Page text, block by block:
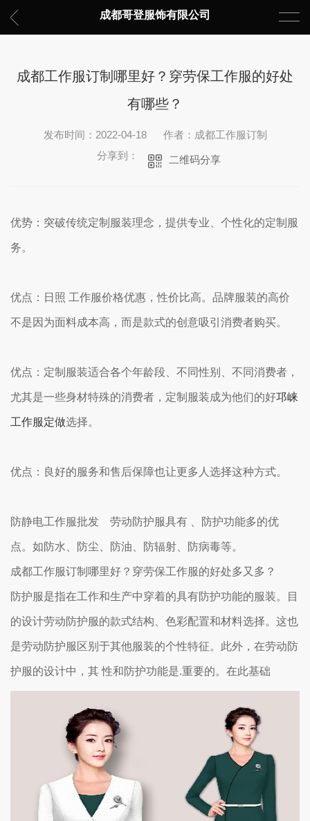
成都哥登服饰有限公司
成都工作服订制哪里好？穿劳保工作服的好处
有哪些？
发布时间：2022-04-18
作者：成都工作服订制
分享到：
二维码分享
优势：突破传统定制服装理念，提供专业、个性化的定制服
务。
优点：日照 工作服价格优惠，性价比高。品牌服装的高价
不是因为面料成本高，而是款式的创意吸引消费者购买。
优点：定制服装适合各个年龄段、不同性别、不同消费者，
尤其是一些身材特殊的消费者，定制服装成为他们的好邛崃
工作服定做选择。
优点：良好的服务和售后保障也让更多人选择这种方式。
防静电工作服批发 劳动防护服具有 、防护功能多的优
点。如防水、防尘、防油、防辐射、防病毒等。
成都工作服订制哪里好？穿劳保工作服的好处多又多？
防护服是指在工作和生产中穿着的具有防护功能的服装。目
的设计劳动防护服的款式结构、色彩配置和材料选择。这也
是劳动防护服区别于其他服装的个性特征。此外，在劳动防
护服的设计中，其 性和防护功能是.重要的。在此基础